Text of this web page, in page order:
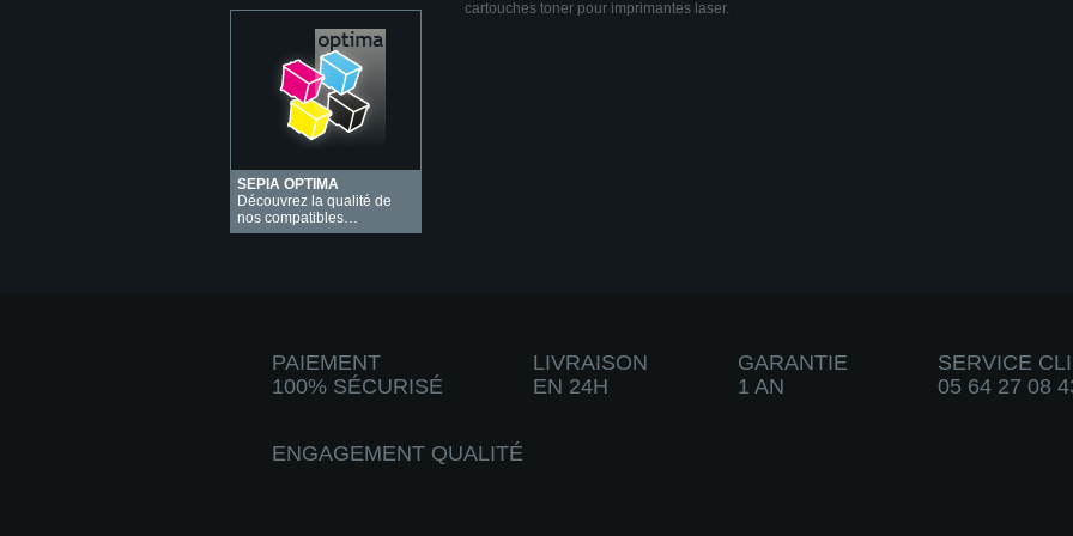
SEPIA OPTIMA
Découvrez la qualité de
nos compatibles…
cartouches toner pour imprimantes laser.
PAIEMENT
100% SÉCURISÉ
LIVRAISON
EN 24H
GARANTIE
1 AN
SERVICE
05 64 27 08
ENGAGEMENT QUALITÉ